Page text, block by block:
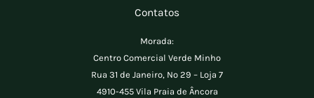
Contatos
Morada:
Centro Comercial Verde Minho
Rua 31 de Janeiro, Nº 29 – Loja 7
4910-455 Vila Praia de Âncora